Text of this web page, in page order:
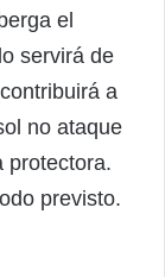
el
servirá de
a
no ataque
protectora.
previsto.